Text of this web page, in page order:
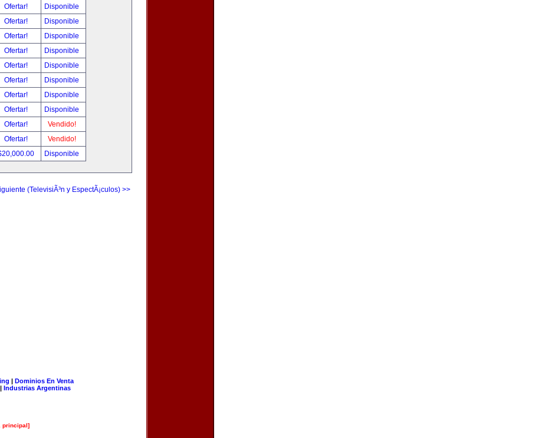
Ofertar!
Disponible
Ofertar!
Disponible
Ofertar!
Disponible
Ofertar!
Disponible
Ofertar!
Disponible
Ofertar!
Disponible
Ofertar!
Disponible
Ofertar!
Disponible
Ofertar!
Vendido!
Ofertar!
Vendido!
Disponible
(TelevisiÃ³n y EspectÃ¡culos) >>
| Dominios En Venta
| Industrias Argentinas
principal]